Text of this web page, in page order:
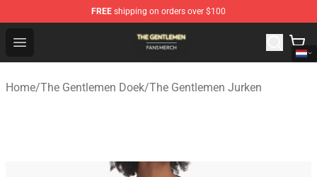
FREE shipping on orders over $100
Open menu
The Gentlemen Shop - Official The Gentlemen
Home/The Gentlemen Doek/The Gentlemen Jurken